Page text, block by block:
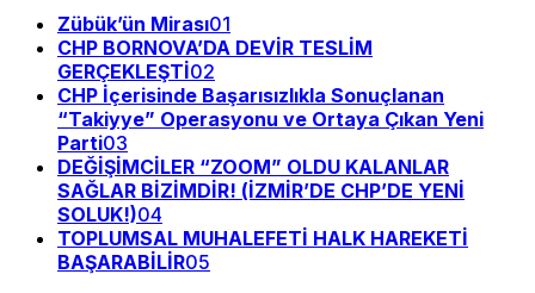
Zübük’ün Mirası01
CHP BORNOVA’DA DEVİR TESLİM
GERÇEKLEŞTİ02
CHP İçerisinde Başarısızlıkla Sonuçlanan
“Takiyye” Operasyonu ve Ortaya Çıkan Yeni
Parti03
DEĞİŞİMCİLER “ZOOM” OLDU KALANLAR
SAĞLAR BİZİMDİR! (İZMİR’DE CHP’DE YENİ
SOLUK!)04
TOPLUMSAL MUHALEFETİ HALK HAREKETİ
BAŞARABİLİR05